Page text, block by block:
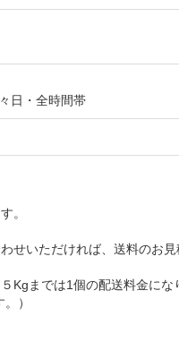
日・全時間帯
。
いただければ、送料のお見
Kgまでは1個の配送料金にな
。）